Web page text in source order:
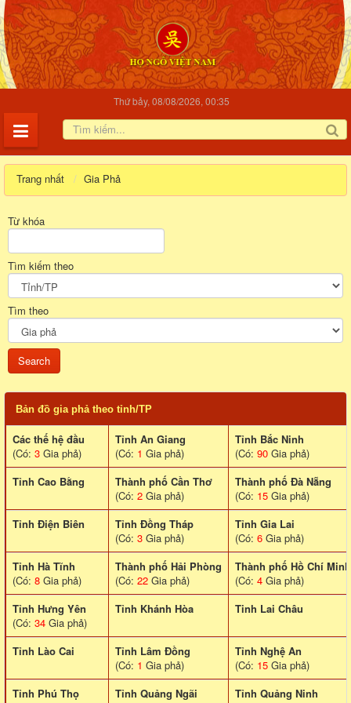
Thứ bảy, 08/08/2026, 00:35
Trang nhất Gia Phả
Từ khóa
Tìm kiếm theo
Tìm theo
Bản đồ gia phả theo tỉnh/TP
Các thế hệ đầu
(Có: 3 Gia phả)
Tỉnh An Giang
(Có: 1 Gia phả)
Tỉnh Bắc Ninh
(Có: 90 Gia phả)
Tỉnh Cao Bằng
Thành phố Cần Thơ
(Có: 2 Gia phả)
Thành phố Đà Nẵng
(Có: 15 Gia phả)
Tỉnh Điện Biên
Tỉnh Đồng Tháp
(Có: 3 Gia phả)
Tỉnh Gia Lai
(Có: 6 Gia phả)
Tỉnh Hà Tĩnh
(Có: 8 Gia phả)
Thành phố Hải Phòng
(Có: 22 Gia phả)
Thành phố Hồ Chí Minh
(Có: 4 Gia phả)
Tỉnh Hưng Yên
(Có: 34 Gia phả)
Tỉnh Khánh Hòa Tinh Lai Châu
Tỉnh Lào Cai
Tỉnh Lâm Đồng
(Có: 1 Gia phả)
Tỉnh Nghệ An
(Có: 15 Gia phả)
Tỉnh Phú Thọ
Tỉnh Quảng Ngãi
Tỉnh Quảng Ninh